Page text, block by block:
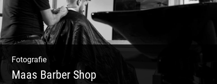
Fotografie
Maas Barber Shop